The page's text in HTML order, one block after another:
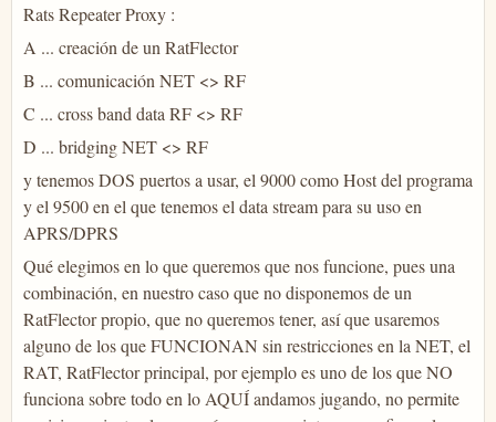
Rats Repeater Proxy :
A ... creación de un RatFlector
B ... comunicación NET <> RF
C ... cross band data RF <> RF
D ... bridging NET <> RF
y tenemos DOS puertos a usar, el 9000 como Host del programa
y el 9500 en el que tenemos el data stream para su uso en
APRS/DPRS
Qué elegimos en lo que queremos que nos funcione, pues una
combinación, en nuestro caso que no disponemos de un
RatFlector propio, que no queremos tener, así que usaremos
alguno de los que FUNCIONAN sin restricciones en la NET, el
RAT, RatFlector principal, por ejemplo es uno de los que NO
funciona sobre todo en lo AQUÍ andamos jugando, no permite